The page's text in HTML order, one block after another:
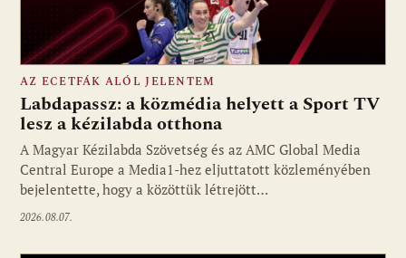
Fotó: media1.hu
AZ ECETFÁK ALÓL JELENTEM
Labdapassz: a közmédia helyett a Sport TV
lesz a kézilabda otthona
A Magyar Kézilabda Szövetség és az AMC Global Media
Central Europe a Media1-hez eljuttatott közleményében
bejelentette, hogy a közöttük létrejött…
2026.08.07.